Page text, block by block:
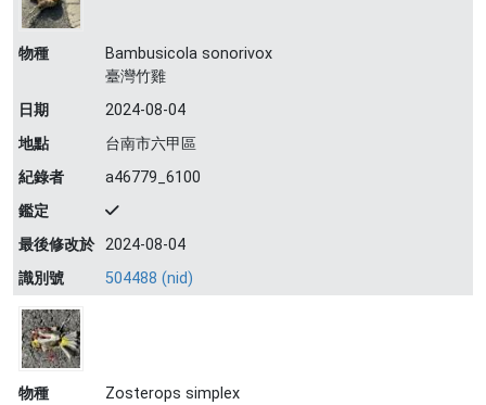
物種
Bambusicola sonorivox
臺灣竹雞
日期
2024-08-04
地點
台南市六甲區
紀錄者
a46779_6100
鑑定
最後修改於 2024-08-04
識別號
504488 (nid)
物種
Zosterops simplex